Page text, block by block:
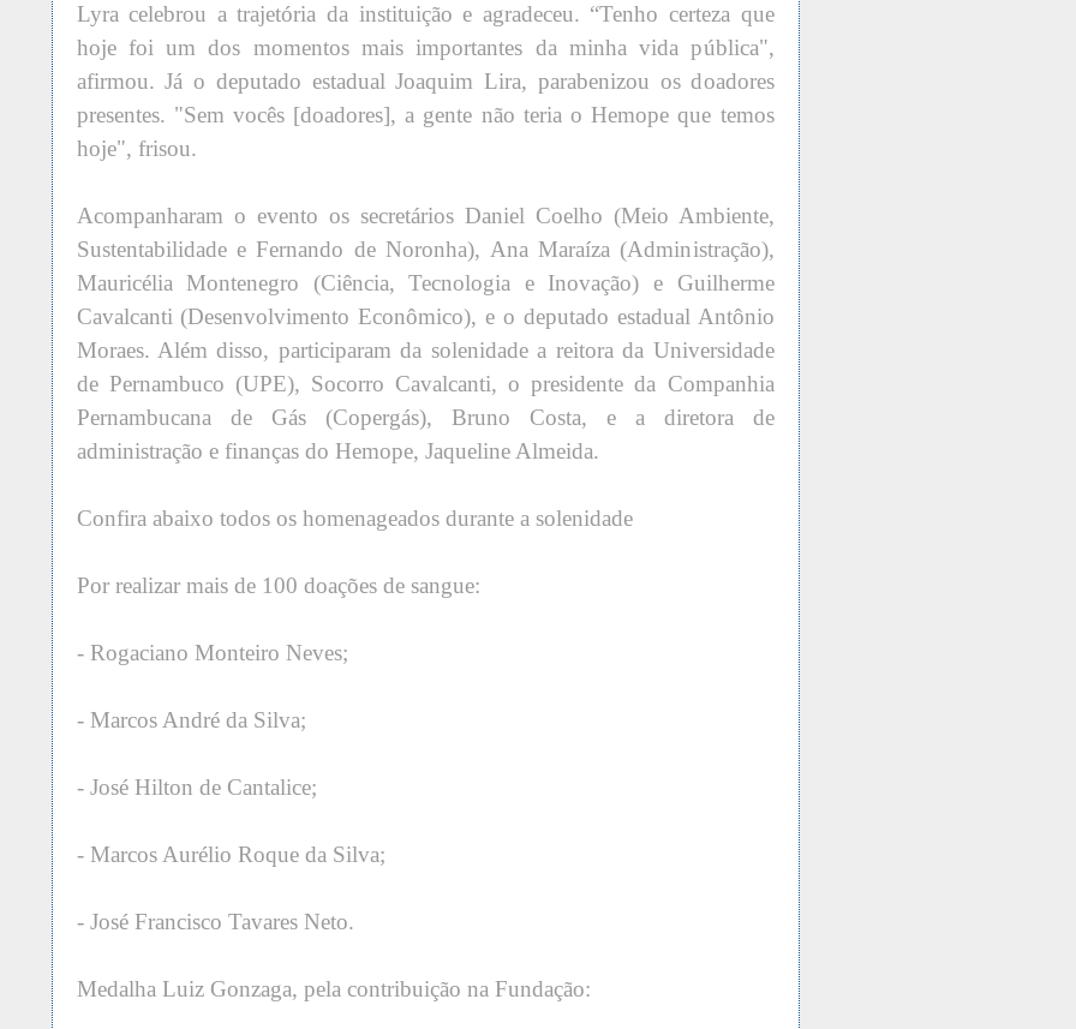
Lyra celebrou a trajetória da instituição e agradeceu. “Tenho certeza que
hoje foi um dos momentos mais importantes da minha vida pública",
afirmou. Já o deputado estadual Joaquim Lira, parabenizou os doadores
presentes. "Sem vocês [doadores], a gente não teria o Hemope que temos
hoje", frisou.
Acompanharam o evento os secretários Daniel Coelho (Meio Ambiente,
Sustentabilidade e Fernando de Noronha), Ana Maraíza (Administração),
Mauricélia Montenegro (Ciência, Tecnologia e Inovação) e Guilherme
Cavalcanti (Desenvolvimento Econômico), e o deputado estadual Antônio
Moraes. Além disso, participaram da solenidade a reitora da Universidade
de Pernambuco (UPE), Socorro Cavalcanti, o presidente da Companhia
Pernambucana de Gás (Copergás), Bruno Costa, e a diretora de
administração e finanças do Hemope, Jaqueline Almeida.
Confira abaixo todos os homenageados durante a solenidade
Por realizar mais de 100 doações de sangue:
- Rogaciano Monteiro Neves;
- Marcos André da Silva;
- José Hilton de Cantalice;
- Marcos Aurélio Roque da Silva;
- José Francisco Tavares Neto.
Medalha Luiz Gonzaga, pela contribuição na Fundação: